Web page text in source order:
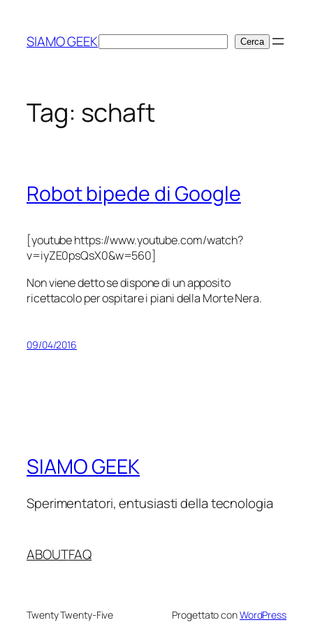
contenuto
SIAMO GEEKCerca Cerca
Tag: schaft
Robot bipede di Google
[youtube https://www.youtube.com/watch?
v=iyZE0psQsX0&w=560]
Non viene detto se dispone di un apposito
ricettacolo per ospitare i piani della Morte Nera.
09/04/2016
SIAMO GEEK
Sperimentatori, entusiasti della tecnologia
ABOUTFAQ
Twenty Twenty-Five Progettato conWordPress